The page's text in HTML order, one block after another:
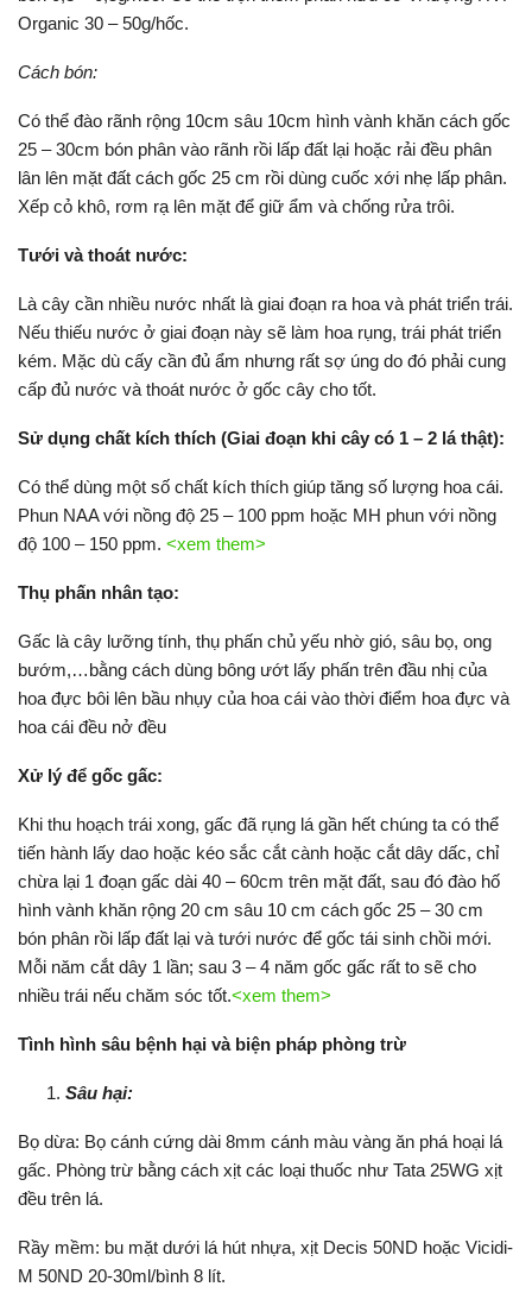
Organic 30 – 50g/hốc.
Cách bón:
Có thể đào rãnh rộng 10cm sâu 10cm hình vành khăn cách gốc
25 – 30cm bón phân vào rãnh rồi lấp đất lại hoặc rải đều phân
lân lên mặt đất cách gốc 25 cm rồi dùng cuốc xới nhẹ lấp phân.
Xếp cỏ khô, rơm rạ lên mặt để giữ ẩm và chống rửa trôi.
Tưới và thoát nước:
Là cây cần nhiều nước nhất là giai đoạn ra hoa và phát triển trái.
Nếu thiếu nước ở giai đoạn này sẽ làm hoa rụng, trái phát triển
kém. Mặc dù cấy cần đủ ẩm nhưng rất sợ úng do đó phải cung
cấp đủ nước và thoát nước ở gốc cây cho tốt.
Sử dụng chất kích thích (Giai đoạn khi cây có 1 – 2 lá thật):
Có thể dùng một số chất kích thích giúp tăng số lượng hoa cái.
Phun NAA với nồng độ 25 – 100 ppm hoặc MH phun với nồng
độ 100 – 150 ppm. <xem them>
Thụ phấn nhân tạo:
Gấc là cây lưỡng tính, thụ phấn chủ yếu nhờ gió, sâu bọ, ong
bướm,…bằng cách dùng bông ướt lấy phấn trên đầu nhị của
hoa đực bôi lên bầu nhụy của hoa cái vào thời điểm hoa đực và
hoa cái đều nở đều
Xử lý để gốc gấc:
Khi thu hoạch trái xong, gấc đã rụng lá gần hết chúng ta có thể
tiến hành lấy dao hoặc kéo sắc cắt cành hoặc cắt dây dấc, chỉ
chừa lại 1 đoạn gấc dài 40 – 60cm trên mặt đất, sau đó đào hố
hình vành khăn rộng 20 cm sâu 10 cm cách gốc 25 – 30 cm
bón phân rồi lấp đất lại và tưới nước để gốc tái sinh chồi mới.
Mỗi năm cắt dây 1 lần; sau 3 – 4 năm gốc gấc rất to sẽ cho
nhiều trái nếu chăm sóc tốt.<xem them>
Tình hình sâu bệnh hại và biện pháp phòng trừ
Sâu hại:
Bọ dừa: Bọ cánh cứng dài 8mm cánh màu vàng ăn phá hoại lá
gấc. Phòng trừ bằng cách xịt các loại thuốc như Tata 25WG xịt
đều trên lá.
Rầy mềm: bu mặt dưới lá hút nhựa, xịt Decis 50ND hoặc Vicidi-
M 50ND 20-30ml/bình 8 lít.